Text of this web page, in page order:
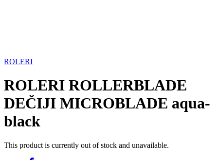
ROLERI
ROLERI ROLLERBLADE
DEČIJI MICROBLADE aqua-
black
This product is currently out of stock and unavailable.